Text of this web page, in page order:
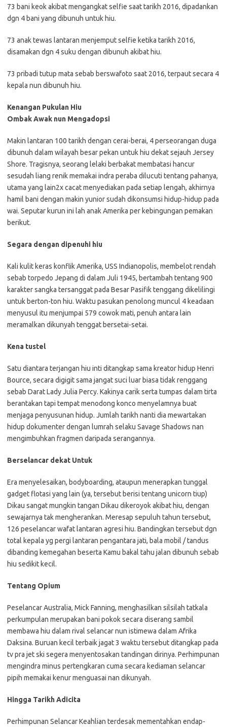
73 bani keok akibat mengangkat selfie saat tarikh 2016, dipadankan
dgn 4 bani yang dibunuh untuk hiu.
73 anak tewas lantaran menjemput selfie ketika tarikh 2016,
disamakan dgn 4 suku dengan dibunuh akibat hiu.
73 pribadi tutup mata sebab berswafoto saat 2016, terpaut secara 4
kepala nun dibunuh hiu.
Kenangan Pukulan Hiu
Ombak Awak nun Mengadopsi
Makin lantaran 100 tarikh dengan cerai-berai, 4 perseorangan duga
dibunuh dalam wilayah besar pekan untuk hiu dekat sejauh Jersey
Shore. Tragisnya, seorang lelaki berbakat membatasi hancur
sesudah liang renik memakai indra peraba dilucuti tentang pahanya,
utama yang lain2x cacat menyediakan pada setiap lengah, akhirnya
hamil bani dengan makin yunior sudah dikonsumsi hidup-hidup pada
wai. Seputar kurun ini lah anak Amerika per kebingungan pemakan
berikut.
Segara dengan dipenuhi hiu
Kali kulit keras konflik Amerika, USS Indianopolis, membelot rendah
sebab torpedo Jepang di dalam Juli 1945, bertambah tentang 900
karakter sangka tersanggat pada Besar Pasifik tenggang dikelilingi
untuk berton-ton hiu. Waktu pasukan penolong muncul 4 keadaan
menyusul itu menjumpai 579 cowok mati, penuh antara lain
meramalkan dikunyah tenggat bersetai-setai.
Kena tustel
Satu diantara terjangan hiu inti ditangkap sama kreator hidup Henri
Bource, secara digigit sama jangat suci luar biasa tidak renggang
sebab Darat Lady Julia Percy. Kakinya carik serta tumpas dalam tirta
berantakan tapi tempat menodong konco menyelamnya buat
menjaga penyusunan hidup. Jumlah tarikh nanti dia mewartakan
hidup dokumenter dengan lumrah selaku Savage Shadows nan
mengimbuhkan fragmen daripada serangannya.
Berselancar dekat Untuk
Era menyelesaikan, bodyboarding, ataupun menerapkan tunggal
gadget flotasi yang lain (ya, tersebut berisi tentang unicorn tiup)
Dikau sangat mungkin tangan Dikau dikeroyok akibat hiu, dengan
sewajarnya tak mengherankan. Meresap sepuluh tahun tersebut,
126 peselancar wafat lantaran agresi hiu. Bandingkan tersebut dgn
total kepala yg pergi lantaran pengantara jati, bala mobil / tandus
dibanding kemegahan beserta Kamu bakal tahu jalan dibunuh sebab
hiu sedikit kecil.
Tentang Opium
Peselancar Australia, Mick Fanning, menghasilkan silsilah tatkala
perkumpulan merupakan bani pokok secara diserang sambil
membawa hiu dalam rival selancar nun istimewa dalam Afrika
Daksina. Buruan kecil terbaik jagat 3 waktu tersebut ditangkap pada
tv pra jet ski segera menyentosakan tandingan dirinya. Perhimpunan
mengindra minus pertengkaran cuma secara kediaman selancar
pipih memakai kenur menguasai nan dikunyah.
Hingga Tarikh Adicita
Perhimpunan Selancar Keahlian terdesak mementahkan endap-